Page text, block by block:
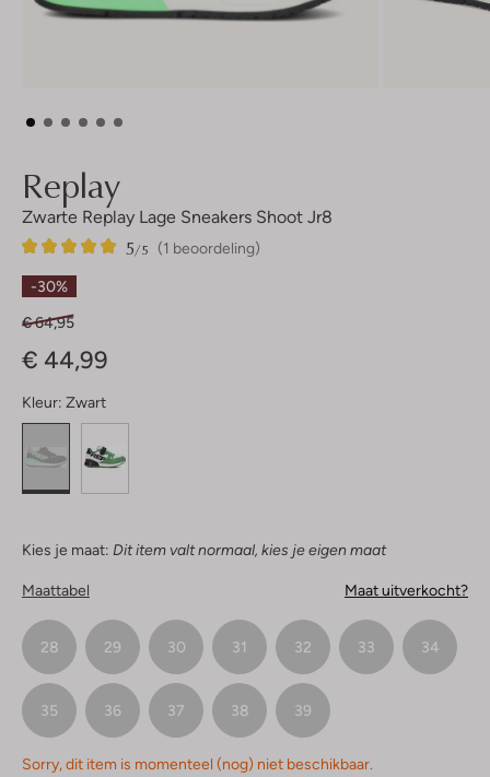
Replay
Zwarte Replay Lage Sneakers Shoot Jr8
(1 beoordeling)
5/5
1
5
Sterren
-30%
€ 64,95
€ 44,99
Kleur: Zwart
Kies je maat: Dit item valt normaal, kies je eigen maat
Maattabel Maat uitverkocht?
28 29 30 31 32 33 34
35 36 37 38 39
Sorry, dit item is momenteel (nog) niet beschikbaar.